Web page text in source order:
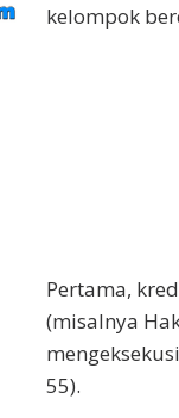
kelompok
Pertama,
(misalnya
55).